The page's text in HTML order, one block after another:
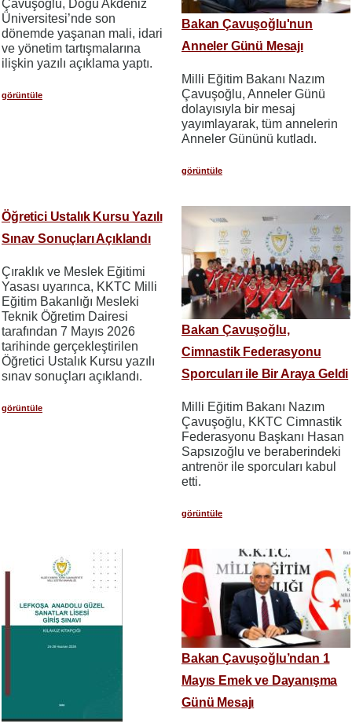
Çavuşoğlu, Doğu Akdeniz
Üniversitesi’nde son
dönemde yaşanan mali, idari
ve yönetim tartışmalarına
ilişkin yazılı açıklama yaptı.
görüntüle
Bakan Çavuşoğlu'nun
Anneler Günü Mesajı
Milli Eğitim Bakanı Nazım
Çavuşoğlu, Anneler Günü
dolayısıyla bir mesaj
yayımlayarak, tüm annelerin
Anneler Gününü kutladı.
görüntüle
Öğretici Ustalık Kursu Yazılı
Sınav Sonuçları Açıklandı
Çıraklık ve Meslek Eğitimi
Yasası uyarınca, KKTC Milli
Eğitim Bakanlığı Mesleki
Teknik Öğretim Dairesi
tarafından 7 Mayıs 2026
tarihinde gerçekleştirilen
Öğretici Ustalık Kursu yazılı
sınav sonuçları açıklandı.
görüntüle
Bakan Çavuşoğlu,
Cimnastik Federasyonu
Sporcuları ile Bir Araya Geldi
Milli Eğitim Bakanı Nazım
Çavuşoğlu, KKTC Cimnastik
Federasyonu Başkanı Hasan
Sapsızoğlu ve beraberindeki
antrenör ile sporcuları kabul
etti.
görüntüle
Bakan Çavuşoğlu’ndan 1
Mayıs Emek ve Dayanışma
Günü Mesajı